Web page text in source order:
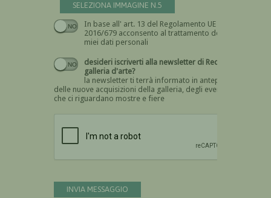
SELEZIONA IMMAGINE N.5
In base all' art. 13 del Regolamento UE n.
2016/679 acconsento al trattamento dei
miei dati personali
Devi dare il consenso
desideri iscriverti alla newsletter di Recta
galleria d'arte?
la newsletter ti terrà informato in anteprima
delle nuove acquisizioni della galleria, degli eventi
che ci riguardano mostre e fiere
INVIA MESSAGGIO